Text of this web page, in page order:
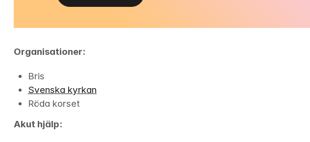
Organisationer:
Bris
Svenska kyrkan
Röda korset
Akut hjälp: